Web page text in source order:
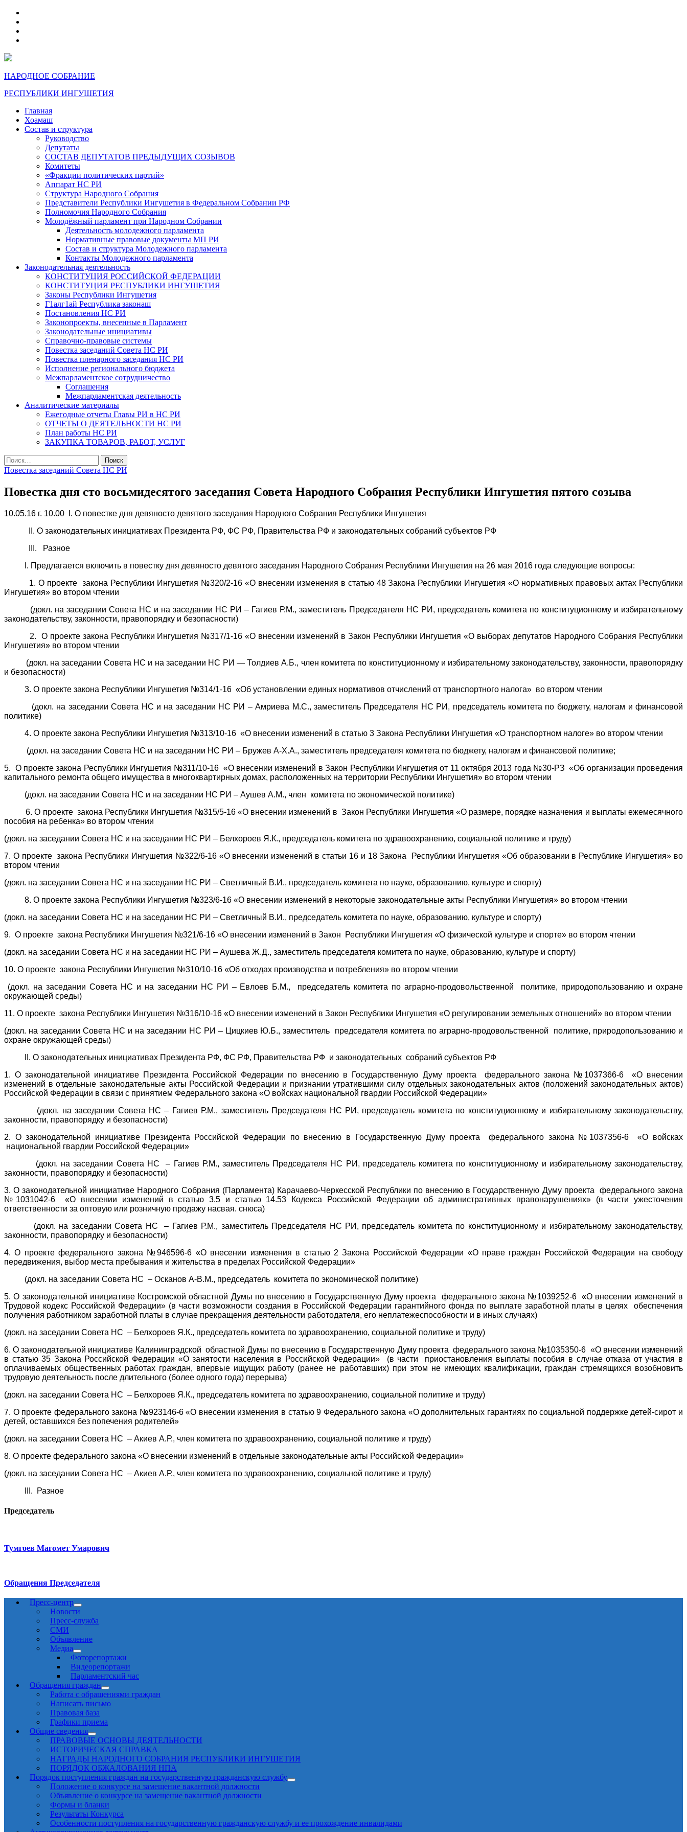
НАРОДНОЕ СОБРАНИЕ
РЕСПУБЛИКИ ИНГУШЕТИЯ
Главная
Хоамаш
Состав и структура
Руководство
Депутаты
СОСТАВ ДЕПУТАТОВ ПРЕДЫДУЩИХ СОЗЫВОВ
Комитеты
«Фракции политических партий»
Аппарат НС РИ
Структура Народного Собрания
Представители Республики Ингушетия в Федеральном Собрании РФ
Полномочия Народного Собрания
Молодёжный парламент при Народном Собрании
Деятельность молодежного парламента
Нормативные правовые документы МП РИ
Состав и структура Молодежного парламента
Контакты Молодежного парламента
Законодательная деятельность
КОНСТИТУЦИЯ РОССИЙСКОЙ ФЕДЕРАЦИИ
КОНСТИТУЦИЯ РЕСПУБЛИКИ ИНГУШЕТИЯ
Законы Республики Ингушетия
Г1алг1ай Республика законаш
Постановления НС РИ
Законопроекты, внесенные в Парламент
Законодательные инициативы
Справочно-правовые системы
Повестка заседаний Совета НС РИ
Повестка пленарного заседания НС РИ
Исполнение регионального бюджета
Межпарламентское сотрудничество
Соглашения
Межпарламентская деятельность
Аналитические материалы
Ежегодные отчеты Главы РИ в НС РИ
ОТЧЕТЫ О ДЕЯТЕЛЬНОСТИ НС РИ
План работы НС РИ
ЗАКУПКА ТОВАРОВ, РАБОТ, УСЛУГ
Найти:
Повестка заседаний Совета НС РИ
Повестка дня сто восьмидесятого заседания Совета Народного Собрания Республики Ингушетия пятого созыва
10.05.16 г. 10.00
I. О повестке дня девяносто девятого заседания Народного Собрания Республики Ингушетия
II. О законодательных инициативах Президента РФ, ФС РФ, Правительства РФ и законодательных собраний субъектов РФ
III. Разное
I. Предлагается включить в повестку дня девяносто девятого заседания Народного Собрания Республики Ингушетия на 26 мая 2016 года следующие вопросы:
1. О проекте закона Республики Ингушетия №320/2-16 «О внесении изменения в статью 48 Закона Республики Ингушетия «О нормативных правовых актах Республики
Ингушетия» во втором чтении
(докл. на заседании Совета НС и на заседании НС РИ – Гагиев Р.М., заместитель Председателя НС РИ, председатель комитета по конституционному и избирательному
законодательству, законности, правопорядку и безопасности)
2. О проекте закона Республики Ингушетия №317/1-16 «О внесении изменений в Закон Республики Ингушетия «О выборах депутатов Народного Собрания Республики
Ингушетия» во втором чтении
(докл. на заседании Совета НС и на заседании НС РИ — Толдиев А.Б., член комитета по конституционному и избирательному законодательству, законности, правопорядку
и безопасности)
3. О проекте закона Республики Ингушетия №314/1-16 «Об установлении единых нормативов отчислений от транспортного налога» во втором чтении
(докл. на заседании Совета НС и на заседании НС РИ – Амриева М.С., заместитель Председателя НС РИ, председатель комитета по бюджету, налогам и финансовой
политике)
4. О проекте закона Республики Ингушетия №313/10-16 «О внесении изменений в статью 3 Закона Республики Ингушетия «О транспортном налоге» во втором чтении
(докл. на заседании Совета НС и на заседании НС РИ – Бружев А-Х.А., заместитель председателя комитета по бюджету, налогам и финансовой политике;
5. О проекте закона Республики Ингушетия №311/10-16 «О внесении изменений в Закон Республики Ингушетия от 11 октября 2013 года №30-РЗ «Об организации проведения
капитального ремонта общего имущества в многоквартирных домах, расположенных на территории Республики Ингушетия» во втором чтении
(докл. на заседании Совета НС и на заседании НС РИ – Аушев А.М., член комитета по экономической политике)
6. О проекте закона Республики Ингушетия №315/5-16 «О внесении изменений в Закон Республики Ингушетия «О размере, порядке назначения и выплаты ежемесячного
пособия на ребенка» во втором чтении
(докл. на заседании Совета НС и на заседании НС РИ – Белхороев Я.К., председатель комитета по здравоохранению, социальной политике и труду)
7. О проекте закона Республики Ингушетия №322/6-16 «О внесении изменений в статьи 16 и 18 Закона Республики Ингушетия «Об образовании в Республике Ингушетия» во
втором чтении
(докл. на заседании Совета НС и на заседании НС РИ – Светличный В.И., председатель комитета по науке, образованию, культуре и спорту)
8. О проекте закона Республики Ингушетия №323/6-16 «О внесении изменений в некоторые законодательные акты Республики Ингушетия» во втором чтении
(докл. на заседании Совета НС и на заседании НС РИ – Светличный В.И., председатель комитета по науке, образованию, культуре и спорту)
9. О проекте закона Республики Ингушетия №321/6-16 «О внесении изменений в Закон Республики Ингушетия «О физической культуре и спорте» во втором чтении
(докл. на заседании Совета НС и на заседании НС РИ – Аушева Ж.Д., заместитель председателя комитета по науке, образованию, культуре и спорту)
10. О проекте закона Республики Ингушетия №310/10-16 «Об отходах производства и потребления» во втором чтении
(докл. на заседании Совета НС и на заседании НС РИ – Евлоев Б.М., председатель комитета по аграрно-продовольственной политике, природопользованию и охране
окружающей среды)
11. О проекте закона Республики Ингушетия №316/10-16 «О внесении изменений в Закон Республики Ингушетия «О регулировании земельных отношений» во втором чтении
(докл. на заседании Совета НС и на заседании НС РИ – Цицкиев Ю.Б., заместитель председателя комитета по аграрно-продовольственной политике, природопользованию и
охране окружающей среды)
II. О законодательных инициативах Президента РФ, ФС РФ, Правительства РФ и законодательных собраний субъектов РФ
1. О законодательной инициативе Президента Российской Федерации по внесению в Государственную Думу проекта федерального закона №1037366-6 «О внесении
изменений в отдельные законодательные акты Российской Федерации и признании утратившими силу отдельных законодательных актов (положений законодательных актов)
Российской Федерации в связи с принятием Федерального закона «О войсках национальной гвардии Российской Федерации»
(докл. на заседании Совета НС – Гагиев Р.М., заместитель Председателя НС РИ, председатель комитета по конституционному и избирательному законодательству,
законности, правопорядку и безопасности)
2. О законодательной инициативе Президента Российской Федерации по внесению в Государственную Думу проекта федерального закона №1037356-6 «О войсках
национальной гвардии Российской Федерации»
(докл. на заседании Совета НС – Гагиев Р.М., заместитель Председателя НС РИ, председатель комитета по конституционному и избирательному законодательству,
законности, правопорядку и безопасности)
3. О законодательной инициативе Народного Собрания (Парламента) Карачаево-Черкесской Республики по внесению в Государственную Думу проекта федерального закона
№1031042-6 «О внесении изменений в статью 3.5 и статью 14.53 Кодекса Российской Федерации об административных правонарушениях» (в части ужесточения
ответственности за оптовую или розничную продажу насвая. снюса)
(докл. на заседании Совета НС – Гагиев Р.М., заместитель Председателя НС РИ, председатель комитета по конституционному и избирательному законодательству,
законности, правопорядку и безопасности)
4. О проекте федерального закона №946596-6 «О внесении изменения в статью 2 Закона Российской Федерации «О праве граждан Российской Федерации на свободу
передвижения, выбор места пребывания и жительства в пределах Российской Федерации»
(докл. на заседании Совета НС – Осканов А-В.М., председатель комитета по экономической политике)
5. О законодательной инициативе Костромской областной Думы по внесению в Государственную Думу проекта федерального закона №1039252-6 «О внесении изменений в
Трудовой кодекс Российской Федерации» (в части возможности создания в Российской Федерации гарантийного фонда по выплате заработной платы в целях обеспечения
получения работником заработной платы в случае прекращения деятельности работодателя, его неплатежеспособности и в иных случаях)
(докл. на заседании Совета НС – Белхороев Я.К., председатель комитета по здравоохранению, социальной политике и труду)
6. О законодательной инициативе Калининградской областной Думы по внесению в Государственную Думу проекта федерального закона №1035350-6 «О внесении изменений
в статью 35 Закона Российской Федерации «О занятости населения в Российской Федерации» (в части приостановления выплаты пособия в случае отказа от участия в
оплачиваемых общественных работах граждан, впервые ищущих работу (ранее не работавших) при этом не имеющих квалификации, граждан стремящихся возобновить
трудовую деятельность после длительного (более одного года) перерыва)
(докл. на заседании Совета НС – Белхороев Я.К., председатель комитета по здравоохранению, социальной политике и труду)
7. О проекте федерального закона №923146-6 «О внесении изменения в статью 9 Федерального закона «О дополнительных гарантиях по социальной поддержке детей-сирот и
детей, оставшихся без попечения родителей»
(докл. на заседании Совета НС – Акиев А.Р., член комитета по здравоохранению, социальной политике и труду)
8. О проекте федерального закона «О внесении изменений в отдельные законодательные акты Российской Федерации»
(докл. на заседании Совета НС – Акиев А.Р., член комитета по здравоохранению, социальной политике и труду)
III. Разное
Председатель
Тумгоев Магомет Умарович
Обращения Председателя
Пресс-центр
Новости
Пресс-служба
СМИ
Объявление
Медиа
Фоторепортажи
Видеорепортажи
Парламентский час
Обращения граждан
Работа с обращениями граждан
Написать письмо
Правовая база
Графики приема
Общие сведения
ПРАВОВЫЕ ОСНОВЫ ДЕЯТЕЛЬНОСТИ
ИСТОРИЧЕСКАЯ СПРАВКА
НАГРАДЫ НАРОДНОГО СОБРАНИЯ РЕСПУБЛИКИ ИНГУШЕТИЯ
ПОРЯДОК ОБЖАЛОВАНИЯ НПА
Порядок поступления граждан на государственную гражданскую службу
Положение о конкурсе на замещение вакантной должности
Объявление о конкурсе на замещение вакантной должности
Формы и бланки
Результаты Конкурса
Особенности поступления на государственную гражданскую службу и ее прохождение инвалидами